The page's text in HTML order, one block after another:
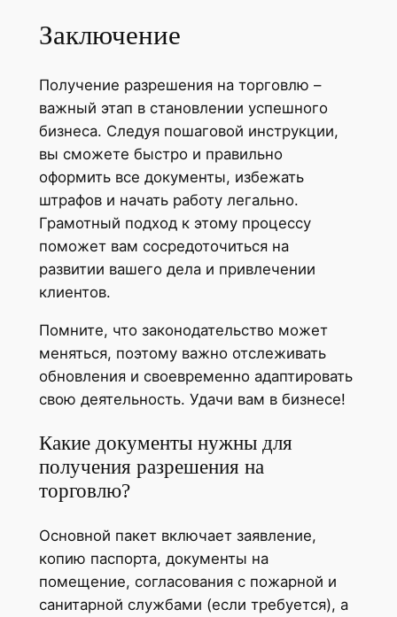
Заключение
Получение разрешения на торговлю –
важный этап в становлении успешного
бизнеса. Следуя пошаговой инструкции,
вы сможете быстро и правильно
оформить все документы, избежать
штрафов и начать работу легально.
Грамотный подход к этому процессу
поможет вам сосредоточиться на
развитии вашего дела и привлечении
клиентов.
Помните, что законодательство может
меняться, поэтому важно отслеживать
обновления и своевременно адаптировать
свою деятельность. Удачи вам в бизнесе!
Какие документы нужны для
получения разрешения на
торговлю?
Основной пакет включает заявление,
копию паспорта, документы на
помещение, согласования с пожарной и
санитарной службами (если требуется), а